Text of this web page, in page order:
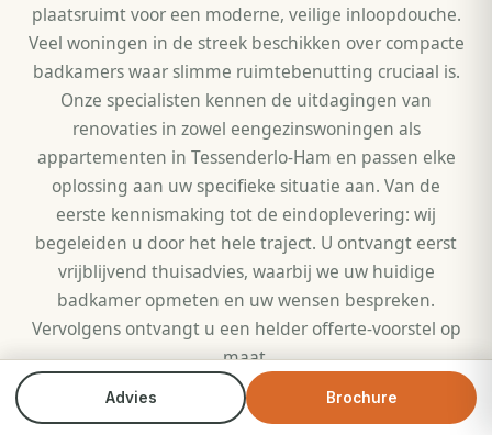
Advies Brochure
plaatsruimt voor een moderne, veilige inloopdouche.
Veel woningen in de streek beschikken over compacte
badkamers waar slimme ruimtebenutting cruciaal is.
Onze specialisten kennen de uitdagingen van
renovaties in zowel eengezinswoningen als
appartementen in Tessenderlo-Ham en passen elke
oplossing aan uw specifieke situatie aan. Van de
eerste kennismaking tot de eindoplevering: wij
begeleiden u door het hele traject. U ontvangt eerst
vrijblijvend thuisadvies, waarbij we uw huidige
badkamer opmeten en uw wensen bespreken.
Vervolgens ontvangt u een helder offerte-voorstel op
maat.
Wat Veilig Douchen onderscheidt in Tessenderlo-Ham
Bel direct Brochure